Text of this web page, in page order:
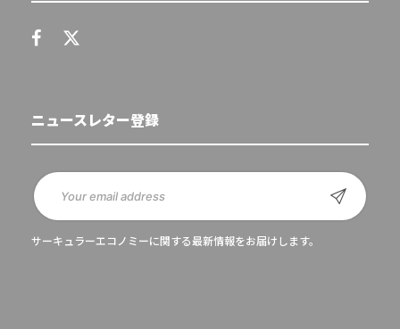
ニュースレター登録
サーキュラーエコノミーに関する最新情報をお届けします。